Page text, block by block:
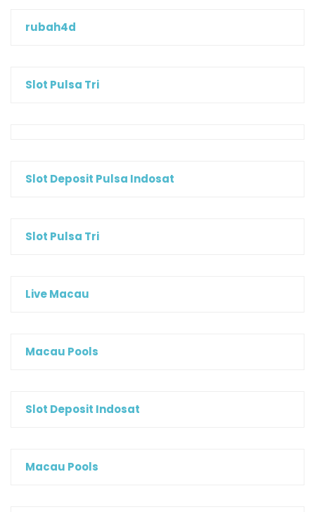
rubah4d
Slot Pulsa Tri
Slot Deposit Pulsa Indosat
Slot Pulsa Tri
Live Macau
Macau Pools
Slot Deposit Indosat
Macau Pools